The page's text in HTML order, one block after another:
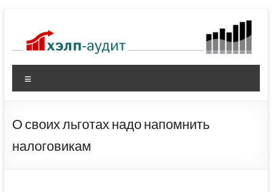
содержимому
О своих льготах надо напомнить
налоговикам